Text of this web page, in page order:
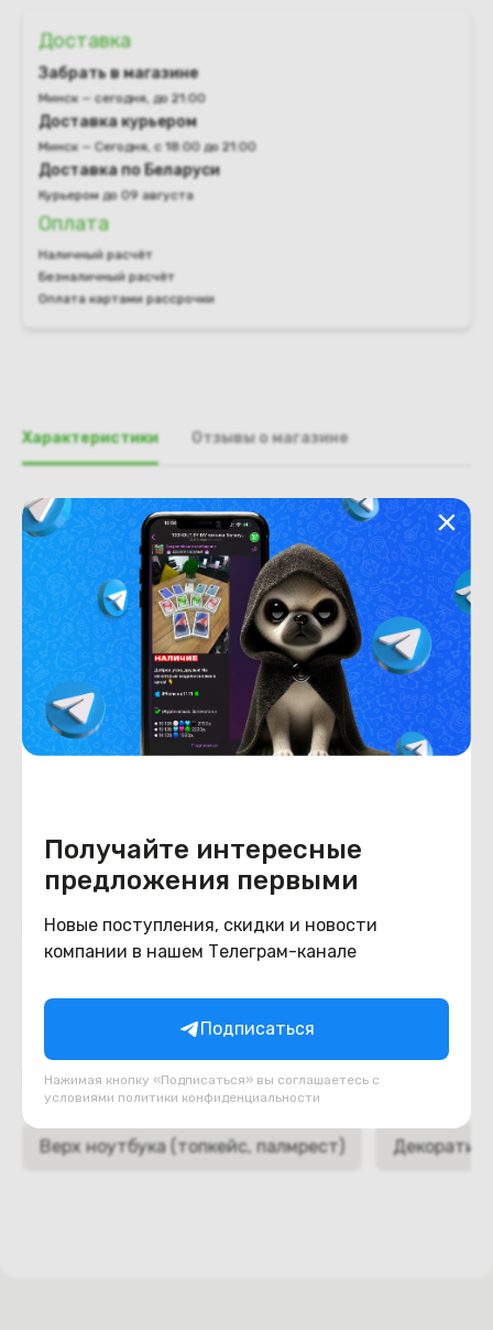
Получайте интересные
предложения первыми
Новые поступления, скидки и новости
компании в нашем Телеграм-канале
Подписаться
Нажимая кнопку «Подписаться» вы соглашаетесь с
условиями политики конфиденциальности
Доставка
Забрать в магазине
Минск — сегодня, до 21:00
Доставка курьером
Минск — Сегодня, с 18:00 до 21:00
Доставка по Беларуси
Курьером до 09 августа
Оплата
Наличный расчёт
Безналичный расчёт
Оплата картами рассрочки
Характеристики Отзывы о магазине
Общая информация
Производитель
Toshiba
Тип товара
Палмрест
Состояние
Недостатки
состояние, запрос фото
уточнять у менеджера.
Состояние
Внешний вид
состояние, запрос фото
Похожие товары
Подборки товаров в категории
Верх ноутбука (топкейс, палмрест)